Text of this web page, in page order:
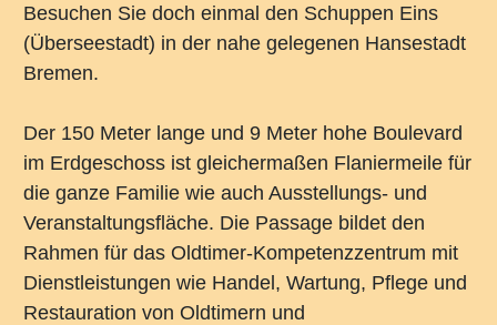
Besuchen Sie doch einmal den Schuppen Eins
(Überseestadt) in der nahe gelegenen Hansestadt
Bremen.
Der 150 Meter lange und 9 Meter hohe Boulevard
im Erdgeschoss ist gleichermaßen Flaniermeile für
die ganze Familie wie auch Ausstellungs- und
Veranstaltungsfläche. Die Passage bildet den
Rahmen für das Oldtimer-Kompetenzzentrum mit
Dienstleistungen wie Handel, Wartung, Pflege und
Restauration von Oldtimern und